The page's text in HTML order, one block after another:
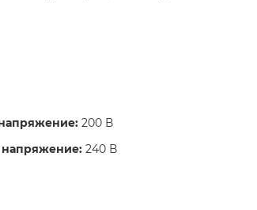
200 В
напряжение: 240 В